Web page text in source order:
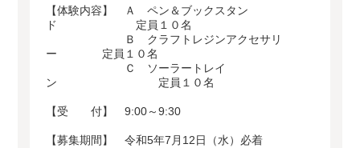
【体験内容】 Ａ ペン＆ブックスタン
ド 定員１０名
Ｂ クラフトレジンアクセサリ
ー 定員１０名
Ｃ ソーラートレイ
ン 定員１０名
【受 付】 9:00～9:30
【募集期間】 令和5年7月12日（水）必着